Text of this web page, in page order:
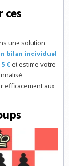
ces
une solution
bilan individuel
€et estime votre
efficacement aux